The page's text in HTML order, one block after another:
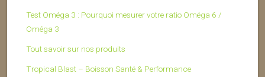
Test Oméga 3 : Pourquoi mesurer votre ratio Oméga 6 /
Oméga 3
Tout savoir sur nos produits
Tropical Blast – Boisson Santé & Performance